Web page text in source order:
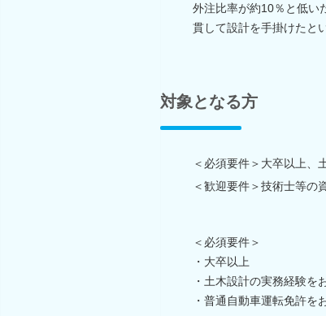
外注比率が約10％と低い
貫して設計を手掛けたと
対象となる方
＜必須要件＞大卒以上、
＜歓迎要件＞技術士等の
＜必須要件＞
・大卒以上
・土木設計の実務経験を
・普通自動車運転免許を